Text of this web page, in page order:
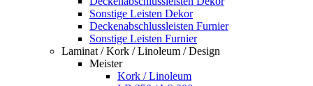
Sonstige Leisten Dekor
Deckenabschlussleisten Furnier
Sonstige Leisten Furnier
Laminat / Kork / Linoleum / Design
Meister
Kork / Linoleum